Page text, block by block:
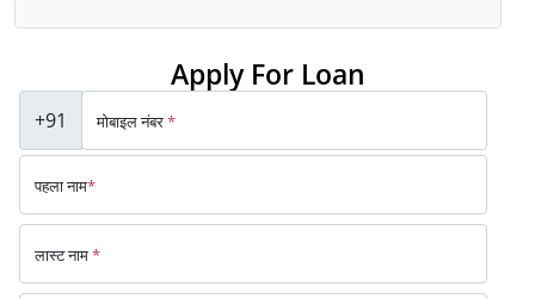
Apply For Loan
+91 मोबाइल नंबर*
पहला नाम*
लास्ट नाम*